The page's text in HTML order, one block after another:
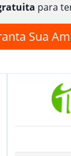
para
Sua